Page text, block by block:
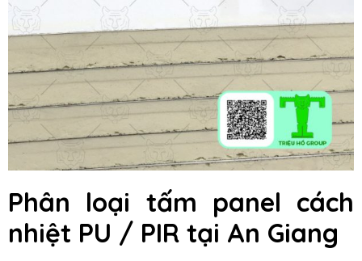
Phân loại tấm panel cách
nhiệt PU / PIR tại An Giang